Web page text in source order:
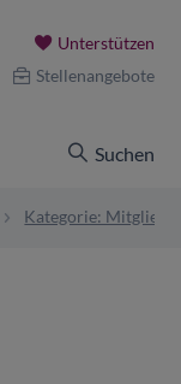
Unterstützen
Stellenangebote
Suchen
Kategorie: